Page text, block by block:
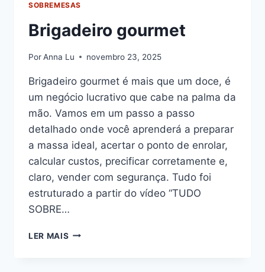
SOBREMESAS
Brigadeiro gourmet
PorAnna Lu novembro 23, 2025
Brigadeiro gourmet é mais que um doce, é
um negócio lucrativo que cabe na palma da
mão. Vamos em um passo a passo
detalhado onde você aprenderá a preparar
a massa ideal, acertar o ponto de enrolar,
calcular custos, precificar corretamente e,
claro, vender com segurança. Tudo foi
estruturado a partir do vídeo “TUDO
SOBRE…
LER MAIS BRIGADEIRO